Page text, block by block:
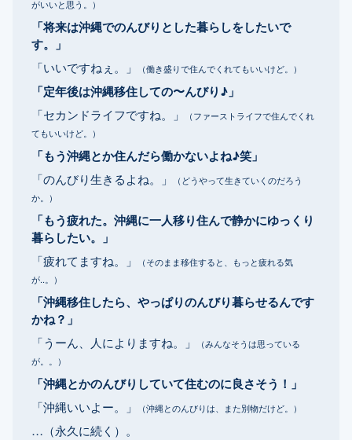
がいいと思う。）
「将来は沖縄でのんびりとした暮らしをしたいで
す。」
「いいですねぇ。」 （働き盛りで住んでくれてもいいけど。）
「定年後は沖縄移住しての〜んびり♪」
「セカンドライフですね。」
（ファーストライフで住んでくれ
てもいいけど。）
「もう沖縄とか住んだら働かないよね♪笑」
「のんびり生きるよね。」
（どうやって生きていくのだろう
か。）
「もう疲れた。沖縄に一人移り住んで静かにゆっくり
暮らしたい。」
「疲れてますね。」
（そのまま移住すると、もっと疲れる気
が..。）
「沖縄移住したら、やっぱりのんびり暮らせるんです
かね？」
「うーん、人によりますね。」
（みんなそうは思っている
が。。）
「沖縄とかのんびりしていて住むのに良さそう！」
「沖縄いいよー。」 （沖縄とのんびりは、また別物だけど。）
…（永久に続く）。